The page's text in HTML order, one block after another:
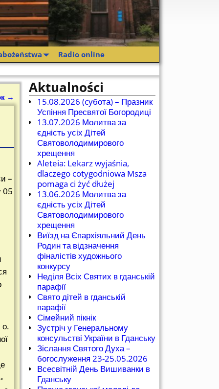
Radio online
→
–
05
о.
Aktualności
15.08.2026 (cубота) – Празник
Успіння Пресвятої Богородиці
13.07.2026 Молитва за
єдність усіх Дітей
Святоволодимирового
хрещення
Aleteia: Lekarz wyjaśnia,
dlaczego cotygodniowa Msza
pomaga ci żyć dłużej
13.06.2026 Молитва за
єдність усіх Дітей
Святоволодимирового
хрещення
Виїзд на Єпархіяльний День
Родин та відзначення
фіналістів художнього
конкурсу
Неділя Всіх Святих в гданській
парафії
Свято дітей в гданській
парафії
Сімейний пікнік
Зустріч у Генеральному
консульстві України в Гданську
Зіслання Святого Духа –
богослуження 23-25.05.2026
Всесвітній День Вишиванки в
Гданську